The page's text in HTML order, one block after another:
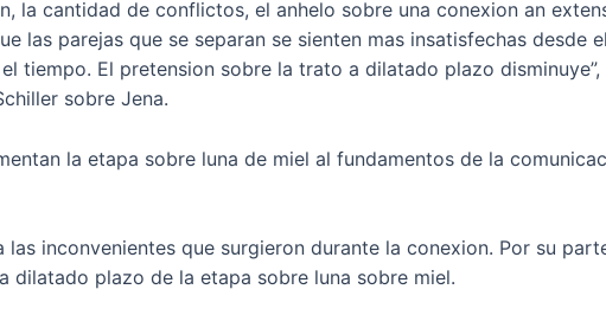
la cantidad de conflictos, el anhelo sobre una conexion an
las parejas que se separan se sienten mas insatisfechas desde
tiempo. El pretension sobre la trato a dilatado plazo
sobre Jena.
la etapa sobre luna de miel al fundamentos de la
inconvenientes que surgieron durante la conexion. Por su
dilatado plazo de la etapa sobre luna sobre miel.